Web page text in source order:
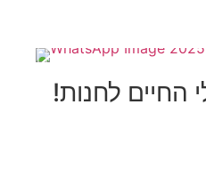
החיים לחנות!